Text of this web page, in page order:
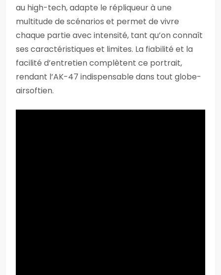
au high-tech, adapte le répliqueur à une
multitude de scénarios et permet de vivre
chaque partie avec intensité, tant qu’on connaît
ses caractéristiques et limites. La fiabilité et la
facilité d’entretien complètent ce portrait,
rendant l’AK-47 indispensable dans tout globe-
airsoftien.